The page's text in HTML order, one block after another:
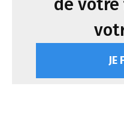
de
JE